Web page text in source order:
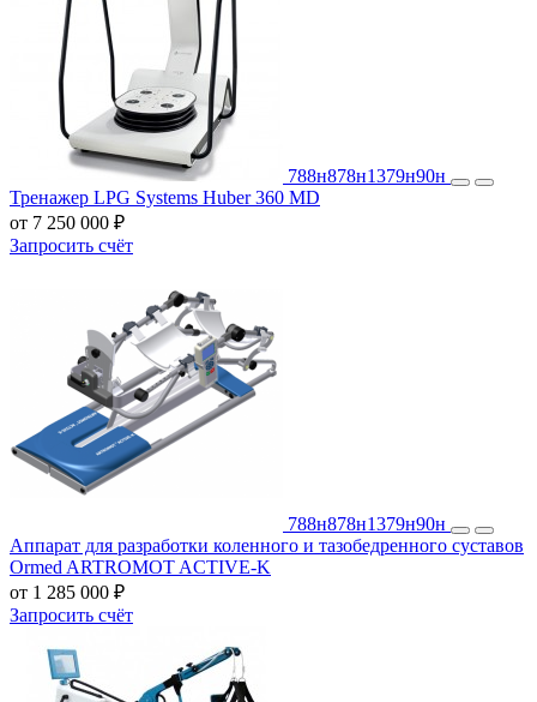
788н878н1379н90н
Тренажер LPG Systems Huber 360 MD
от 7 250 000 ₽
Запросить счёт
788н878н1379н90н
Аппарат для разработки коленного и тазобедренного суставов
Ormed ARTROMOT ACTIVE-K
от 1 285 000 ₽
Запросить счёт